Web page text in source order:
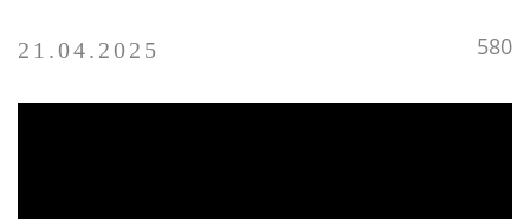
ЭКСТРЕМИЗМУ
21.04.2025 580